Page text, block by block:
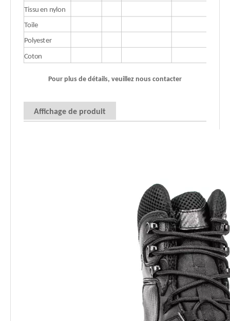
Tissu en nylon
Toile
Polyester
Coton
Pour plus de détails, veuillez nous contacter
Affichage de produit